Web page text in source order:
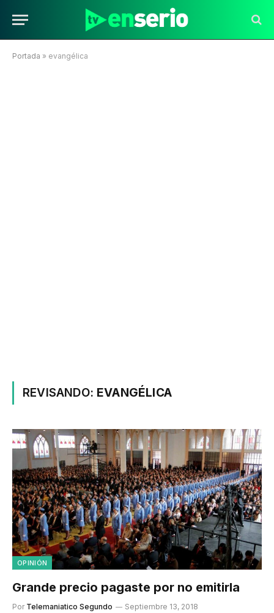
Portada » evangélica
REVISANDO: EVANGÉLICA
OPINIÓN
Grande precio pagaste por no emitirla
Por Telemaniatico Segundo Septiembre 13, 2018